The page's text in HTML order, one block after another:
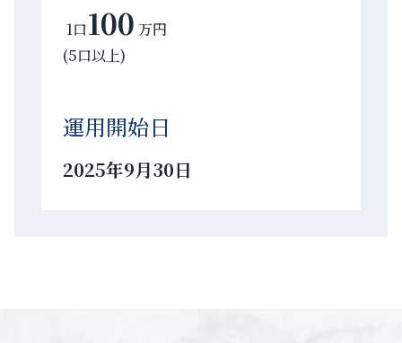
1口100 万円
(5口以上)
運用開始日
2025年9月30日